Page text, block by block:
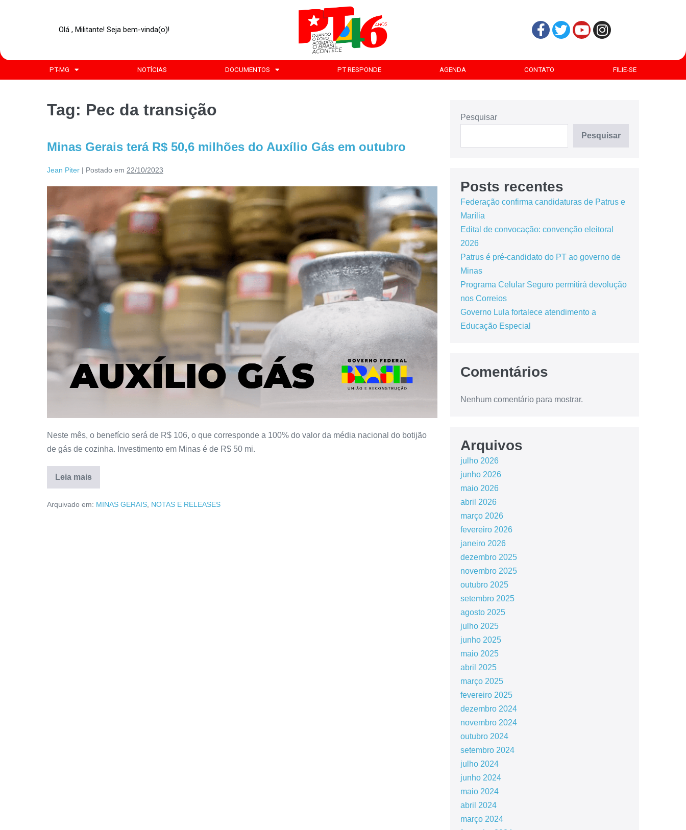
Olá , Militante! Seja bem-vinda(o)!
PT-MG NOTÍCIAS DOCUMENTOS PT RESPONDE AGENDA CONTATO FILIE-SE
Tag: Pec da transição
Minas Gerais terá R$ 50,6 milhões do Auxílio Gás em outubro
Jean Piter | Postado em 22/10/2023
Neste mês, o benefício será de R$ 106, o que corresponde a 100% do valor da média nacional do botijão
de gás de cozinha. Investimento em Minas é de R$ 50 mi.
Leia mais
Arquivado em: MINAS GERAIS, NOTAS E RELEASES
Pesquisar
Pesquisar
Posts recentes
Federação confirma candidaturas de Patrus e
Marília
Edital de convocação: convenção eleitoral
2026
Patrus é pré-candidato do PT ao governo de
Minas
Programa Celular Seguro permitirá devolução
nos Correios
Governo Lula fortalece atendimento a
Educação Especial
Comentários
Nenhum comentário para mostrar.
Arquivos
julho 2026
junho 2026
maio 2026
abril 2026
março 2026
fevereiro 2026
janeiro 2026
dezembro 2025
novembro 2025
outubro 2025
setembro 2025
agosto 2025
julho 2025
junho 2025
maio 2025
abril 2025
março 2025
fevereiro 2025
dezembro 2024
novembro 2024
outubro 2024
setembro 2024
julho 2024
junho 2024
maio 2024
abril 2024
março 2024